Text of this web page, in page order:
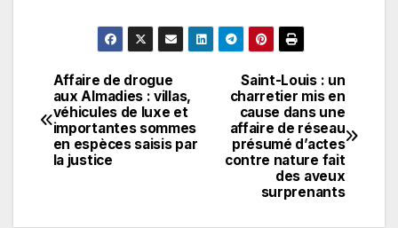
Navigation
de
l’article
Saint-Louis : un
charretier mis en
cause dans une
affaire de réseau
présumé d’actes
contre nature fait
des aveux
surprenants
Affaire de drogue
aux Almadies : villas,
véhicules de luxe et
importantes sommes
en espèces saisis par
la justice